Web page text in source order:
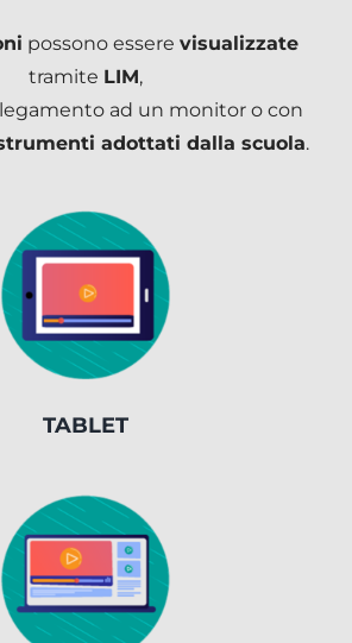
possono essere visualizzate
tramite LIM,
ad un monitor o con
adottati dalla scuola.
TABLET